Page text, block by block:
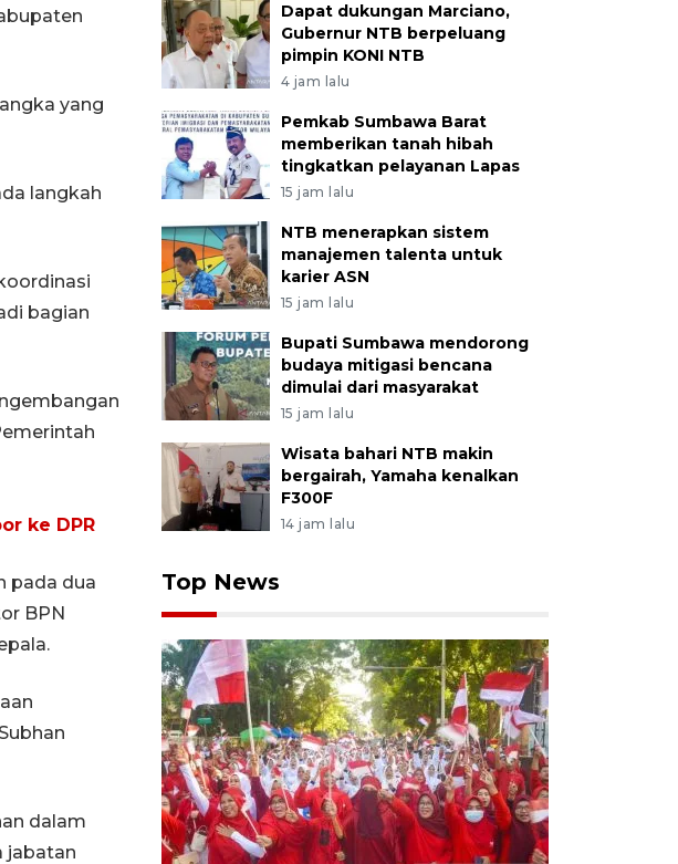
yang
langkah
bagian
ke DPR
pada dua
BPN
dalam
jabatan
Dapat dukungan Marciano,
Gubernur NTB berpeluang
pimpin KONI NTB
4 jam lalu
Pemkab Sumbawa Barat
memberikan tanah hibah
tingkatkan pelayanan Lapas
15 jam lalu
NTB menerapkan sistem
manajemen talenta untuk
karier ASN
15 jam lalu
Bupati Sumbawa mendorong
budaya mitigasi bencana
dimulai dari masyarakat
15 jam lalu
Wisata bahari NTB makin
bergairah, Yamaha kenalkan
F300F
14 jam lalu
Top News